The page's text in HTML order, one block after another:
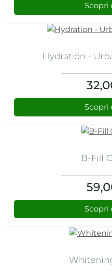
Scopri
Hydration -
Scopri
B-Fill
Scopri